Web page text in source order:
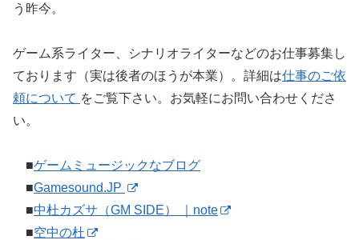
う昨今。
ゲーム系ライター、シナリオライターなどのお仕事募集し
ております（実は後者のほうが本業）。詳細は仕事のご依
頼について をご覧下さい。お気軽にお問い合わせくださ
い。
■ゲームミュージックなブログ
■Gamesound.JP
■中杜カズサ（GM SIDE） ｜note
■空中の杜